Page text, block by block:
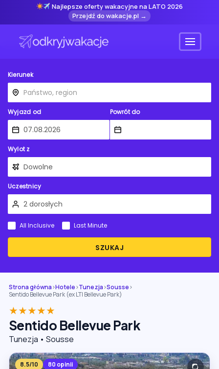
Najlepsze oferty wakacyjne na LATO 2026
Przejdź do wakacje.pl →
Menu
Kierunek
Wyjazd od Powrót do
Wylot z
Uczestnicy
SZUKAJ
All Inclusive Last Minute
Strona główna›Hotele›Tunezja›Sousse›
Sentido Bellevue Park (ex LTI Bellevue Park)
★★★★★
Sentido Bellevue Park
Tunezja • Sousse
8.5/10 80 opinii